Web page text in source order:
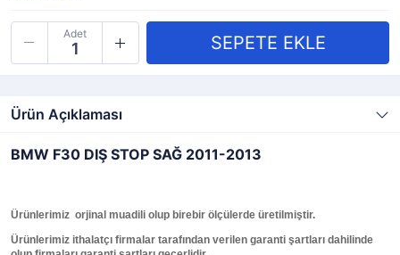
Adet
Ürün Açıklaması
BMW F30 DIŞ STOP SAĞ 2011-2013
Ürünlerimiz orjinal muadili olup birebir ölçülerde üretilmiştir.
Ürünlerimiz ithalatçı firmalar tarafından verilen garanti şartları dahilinde